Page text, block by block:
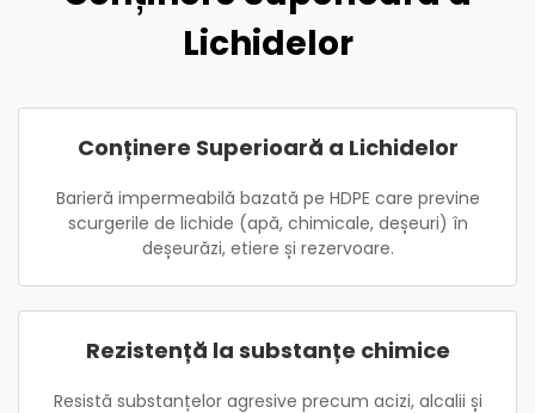
Lichidelor
Conținere Superioară a Lichidelor
Barieră impermeabilă bazată pe HDPE care previne
scurgerile de lichide (apă, chimicale, deșeuri) în
deșeurăzi, etiere și rezervoare.
Rezistență la substanțe chimice
Resistă substanțelor agresive precum acizi, alcalii și